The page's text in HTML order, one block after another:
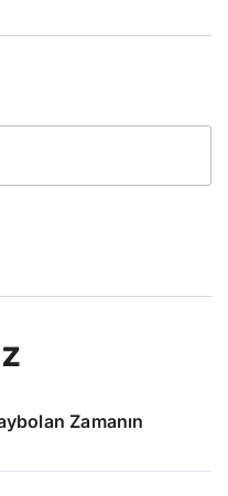
Zamanın